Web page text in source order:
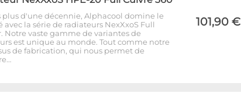
plus d'une décennie, Alphacool domine le
avec la série de radiateurs NexXxoS Full
Notre vaste gamme de variantes de
est unique au monde. Tout comme notre
de fabrication, qui nous permet de
101,90 €